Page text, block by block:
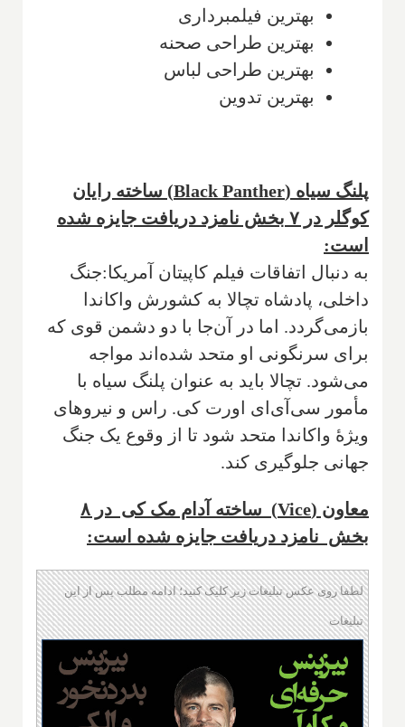
بهترین فیلمبرداری
بهترین طراحی صحنه
بهترین طراحی لباس
بهترین تدوین
پلنگ سیاه (Black Panther) ساخته رایان
کوگلر در ۷ بخش نامزد دریافت جایزه شده
است:
به دنبال اتفاقات فیلم کاپیتان آمریکا:جنگ
داخلی، پادشاه تچالا به کشورش واکاندا
بازمی‌گردد. اما در آن‌جا با دو دشمن قوی که
برای سرنگونی او متحد شده‌اند مواجه
می‌شود. تچالا باید به عنوان پلنگ سیاه با
مأمور سی‌آی‌ای اورت کی. راس و نیروهای
ویژهٔ واکاندا متحد شود تا از وقوع یک جنگ
جهانی جلوگیری کند.
معاون (Vice) ساخته آدام مک کی در ۸
بخش نامزد دریافت جایزه شده است:
لطفا روی عکس تبلیغات زیر کلیک کنید؛ ادامه مطلب پس از این
تبلیغات